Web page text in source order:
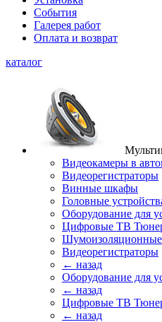
События
Галерея работ
Оплата и возврат
каталог
Видеокамеры в
Видеорегистраторы
Винные шкафы
Головные
Оборудование для
Цифровые ТВ
Видеорегистраторы
← назад
Оборудование для
← назад
Цифровые ТВ
← назад